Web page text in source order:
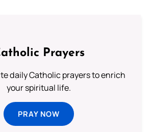
Prayers
daily Catholic prayers to enrich
your spiritual life.
PRAY NOW